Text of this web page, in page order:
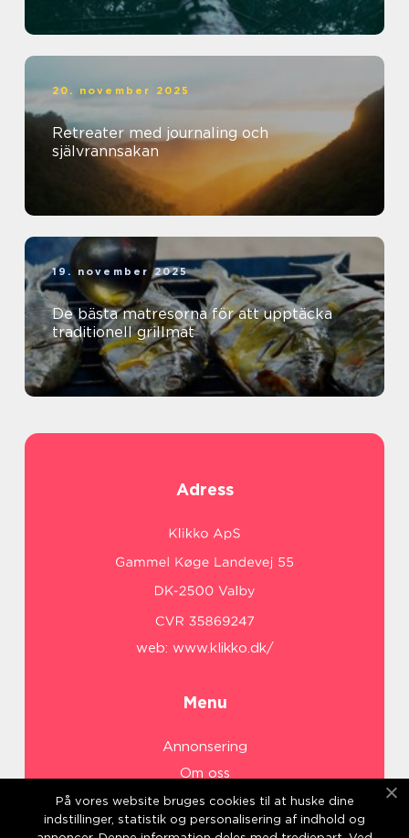
20. november 2025
Retreater med journaling och
självrannsakan
19. november 2025
De bästa matresorna för att upptäcka
traditionell grillmat
Adress
web: www.klikko.dk/
Menu
Annonsering
Om oss
Cookies
Kontakta oss
På vores website bruges cookies til at huske dine
indstillinger, statistik og personalisering af indhold og